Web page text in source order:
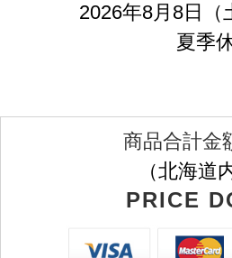
2026年8月8日
夏季
商品合計金
（北海道
PRICE